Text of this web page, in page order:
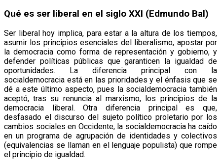
Qué es ser liberal en el siglo XXI (Edmundo Bal)
Ser liberal hoy implica, para estar a la altura de los tiempos,
asumir los principios esenciales del liberalismo, apostar por
la democracia como forma de representación y gobierno, y
defender políticas públicas que garanticen la igualdad de
oportunidades. La diferencia principal con la
socialdemocracia está en las prioridades y el énfasis que se
dé a este último aspecto, pues la socialdemocracia también
aceptó, tras su renuncia al marxismo, los principios de la
democracia liberal. Otra diferencia principal es que,
desfasado el discurso del sujeto político proletario por los
cambios sociales en Occidente, la socialdemocracia ha caído
en un programa de agrupación de identidades y colectivos
(equivalencias se llaman en el lenguaje populista) que rompe
el principio de igualdad.